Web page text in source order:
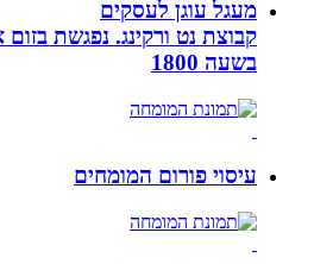
מעגל עוגן לעסקים
קבוצת נט ורקינג. נפגשת בזום אחת
בשעה 1800
עיסוי פורום המומחים